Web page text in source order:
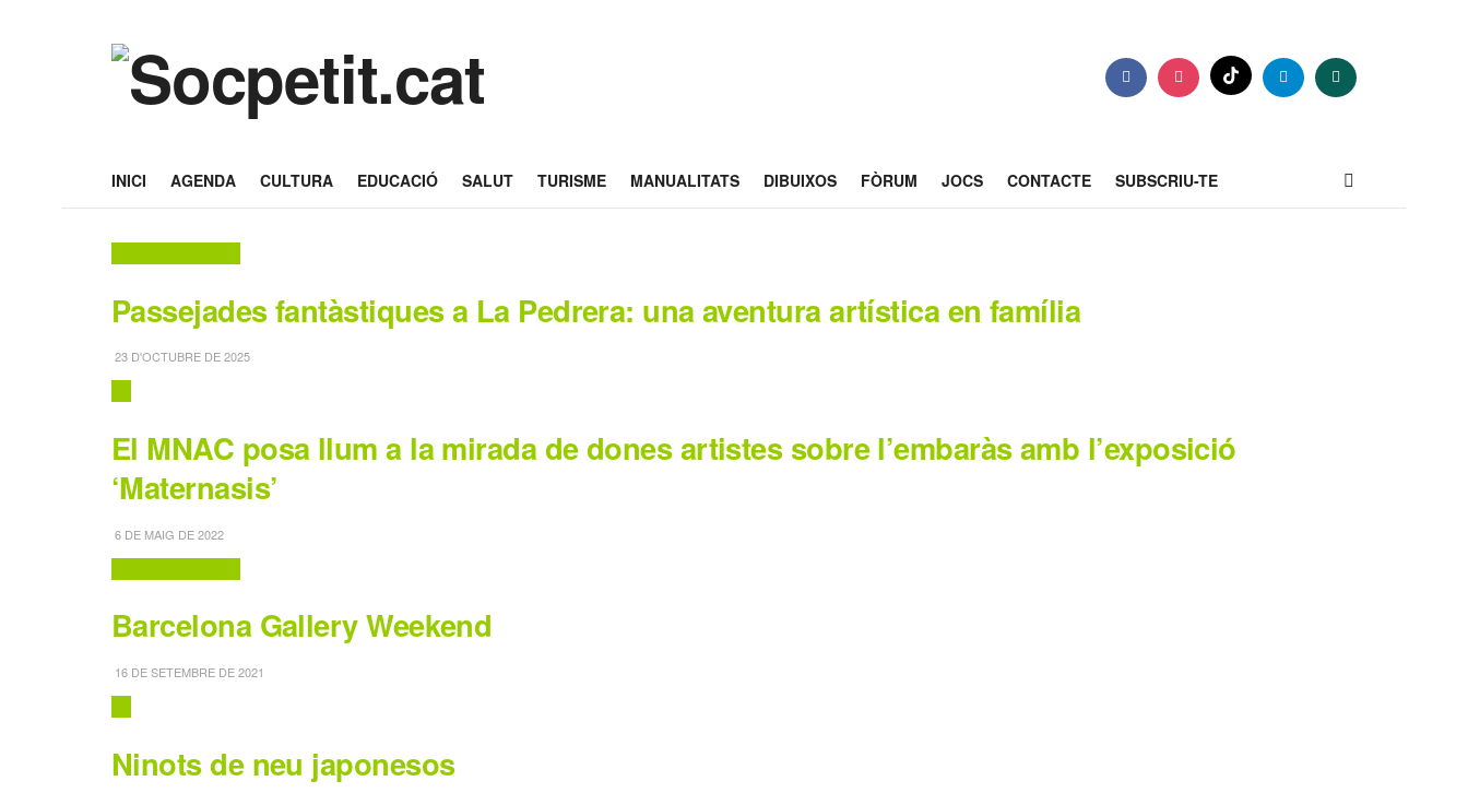
INICI AGENDA CULTURA EDUCACIÓ SALUT TURISME MANUALITATS DIBUIXOS FÒRUM JOCS CONTACTE SUBSCRIU-TE
Passejades fantàstiques a La Pedrera: una aventura artística en família
23 D'OCTUBRE DE 2025
El MNAC posa llum a la mirada de dones artistes sobre l’embaràs amb l’exposició
‘Maternasis’
6 DE MAIG DE 2022
Barcelona Gallery Weekend
16 DE SETEMBRE DE 2021
Ninots de neu japonesos